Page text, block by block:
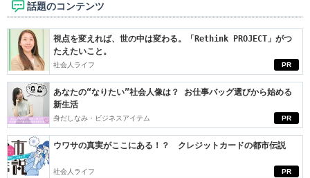
話題のコンテンツ
PR
視点を変えれば、世の中は変わる。「Rethink PROJECT」がつ
たえたいこと。
社会人ライフ
PR
あなたの“なりたい”社会人像は？ お仕事バッグ選びから始める
新生活
身だしなみ・ビジネスアイテム
PR
ウワサの真実がここにある！？ クレジットカードの都市伝説
社会人ライフ